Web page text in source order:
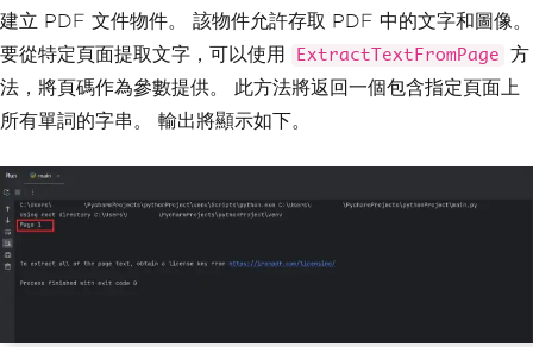
建立 PDF 文件物件。 該物件允許存取 PDF 中的文字和圖像。
要從特定頁面提取文字，可以使用
ExtractTextFromPage
方
法，將頁碼作為參數提供。 此方法將返回一個包含指定頁面上
所有單詞的字串。 輸出將顯示如下。